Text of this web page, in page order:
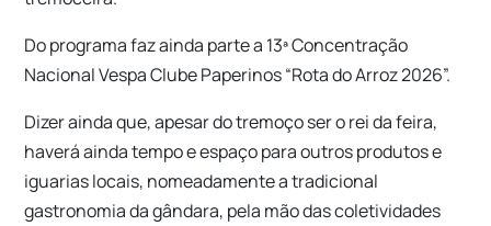
Do programa faz ainda parte a 13ª Concentração
Nacional Vespa Clube Paperinos “Rota do Arroz 2026”.
Dizer ainda que, apesar do tremoço ser o rei da feira,
haverá ainda tempo e espaço para outros produtos e
iguarias locais, nomeadamente a tradicional
gastronomia da gândara, pela mão das coletividades